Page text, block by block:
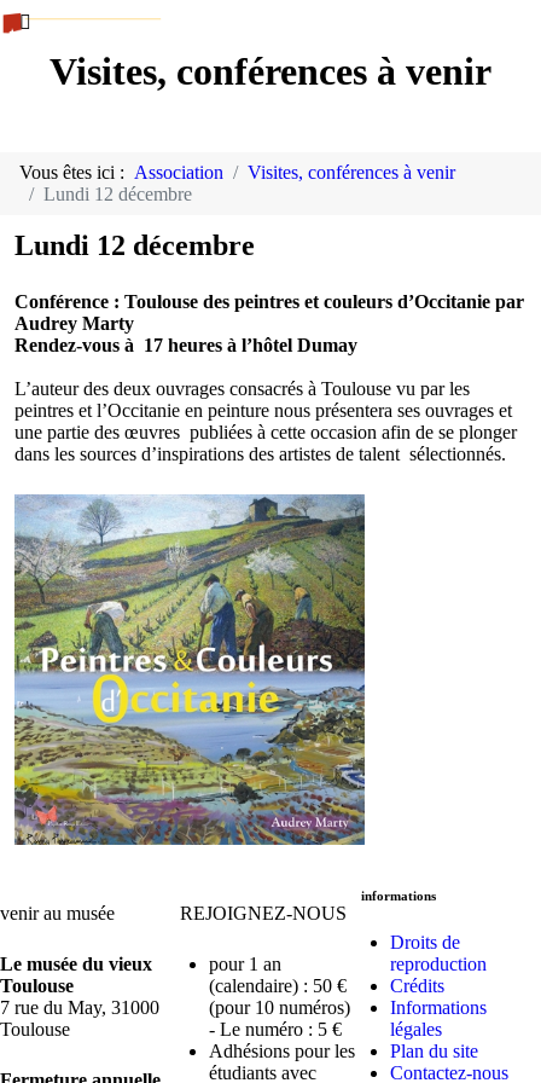
Visites, conférences à venir
Vous êtes ici : Association
Visites, conférences à venir
Lundi 12 décembre
Lundi 12 décembre
Conférence : Toulouse des peintres et couleurs d’Occitanie par
Audrey Marty
Rendez-vous à 17 heures à l’hôtel Dumay
L’auteur des deux ouvrages consacrés à Toulouse vu par les
peintres et l’Occitanie en peinture nous présentera ses ouvrages et
une partie des œuvres publiées à cette occasion afin de se plonger
dans les sources d’inspirations des artistes de talent sélectionnés.
venir au musée
Le musée du vieux
Toulouse
7 rue du May, 31000
Toulouse
REJOIGNEZ-NOUS
pour 1 an
(calendaire) : 50 €
(pour 10 numéros)
- Le numéro : 5 €
Adhésions pour les
étudiants avec
informations
Droits de
reproduction
Crédits
Informations
légales
Plan du site
Contactez-nous